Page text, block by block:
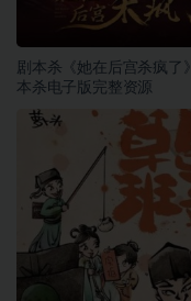
剧本杀《她在后宫杀疯了
本杀电子版完整资源